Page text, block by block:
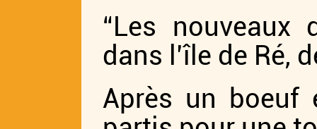
“Les nouveaux
dans l’île de Ré,
Après un boeuf